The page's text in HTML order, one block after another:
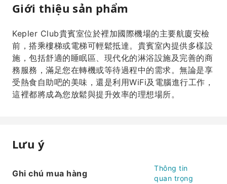
Giới thiệu sản phẩm
Kepler Club貴賓室位於裡加國際機場的主要航廈安檢
前，搭乘樓梯或電梯可輕鬆抵達。貴賓室內提供多樣設
施，包括舒適的睡眠區、現代化的淋浴設施及完善的商
務服務，滿足您在轉機或等待過程中的需求。無論是享
受熱食自助吧的美味，還是利用WiFi及電腦進行工作，
這裡都將成為您放鬆與提升效率的理想場所。
Lưu ý
Ghi chú mua hàng
Thông tin
quan trọng